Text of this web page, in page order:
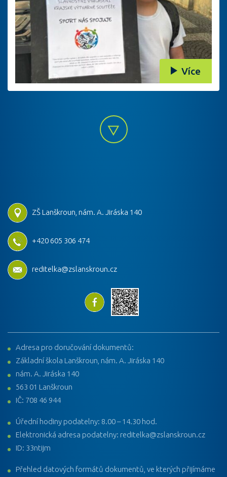
Více
ZŠ Lanškroun, nám. A. Jiráska 140
+420 605 306 474
reditelka@zslanskroun.cz
Adresa pro doručování dokumentů:
Základní škola Lanškroun, nám. A. Jiráska 140
nám. A. Jiráska 140
563 01 Lanškroun
IČ: 708 46 944
Úřední hodiny podatelny: 8.00 – 14.30 hod.
Elektronická adresa podatelny: reditelka@zslanskroun.cz
ID: 33ntijm
Přehled datových formátů dokumentů, ve kterých přijímáme